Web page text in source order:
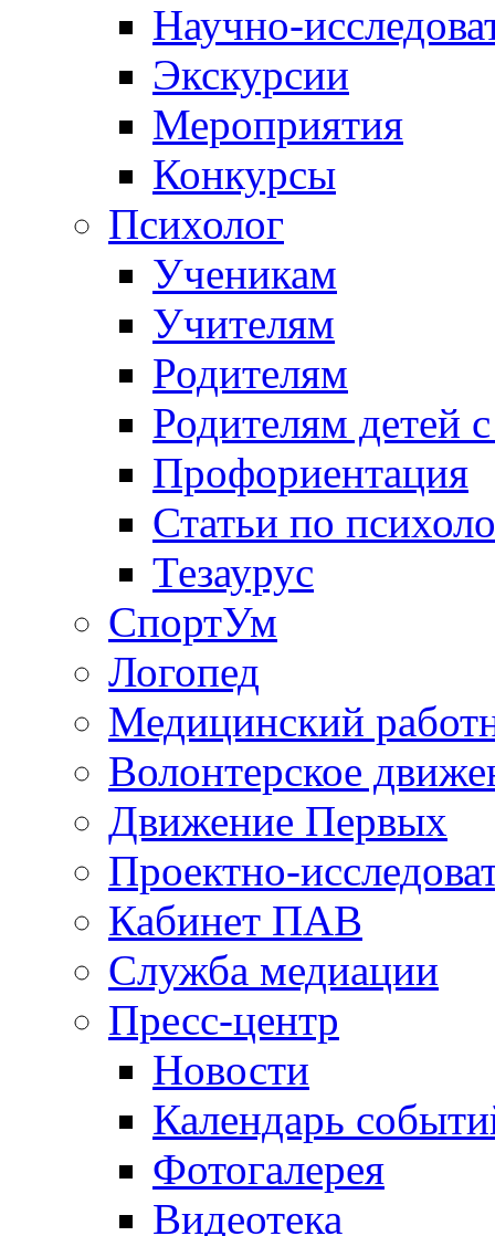
Научно-
Экскурсии
Мероприятия
Конкурсы
Психолог
Ученикам
Учителям
Родителям
Родителям детей
Профориентация
Статьи по
Тезаурус
СпортУм
Логопед
Медицинский
Волонтерское
Движение Первых
Проектно-
Кабинет ПАВ
Служба медиации
Пресс-центр
Новости
Календарь
Фотогалерея
Видеотека